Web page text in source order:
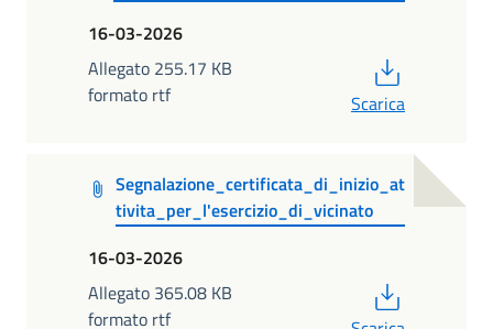
16-03-2026
Allegato 255.17 KB
formato rtf
Scarica
Segnalazione_certificata_di_inizio_at
tivita_per_l'esercizio_di_vicinato
16-03-2026
Allegato 365.08 KB
formato rtf